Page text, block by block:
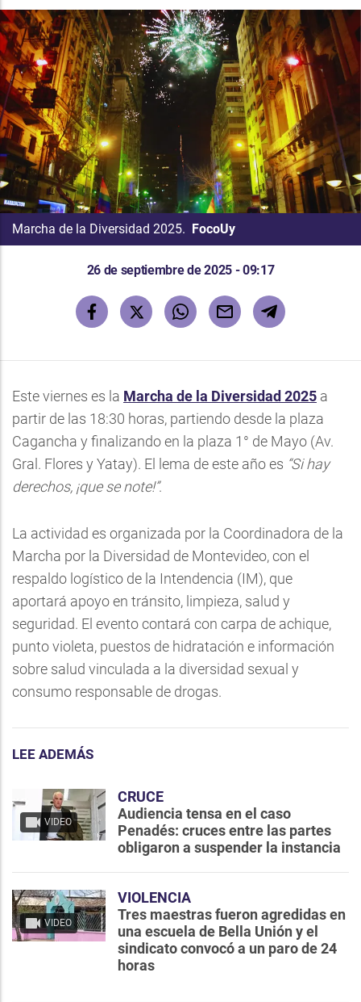
Marcha de la Diversidad 2025. FocoUy
26 de septiembre de 2025 - 09:17
Este viernes es la Marcha de la Diversidad 2025 a
partir de las 18:30 horas, partiendo desde la plaza
Cagancha y finalizando en la plaza 1° de Mayo (Av.
Gral. Flores y Yatay). El lema de este año es “Si hay
derechos, ¡que se note!”.
La actividad es organizada por la Coordinadora de la
Marcha por la Diversidad de Montevideo, con el
respaldo logístico de la Intendencia (IM), que
aportará apoyo en tránsito, limpieza, salud y
seguridad. El evento contará con carpa de achique,
punto violeta, puestos de hidratación e información
sobre salud vinculada a la diversidad sexual y
consumo responsable de drogas.
LEE ADEMÁS
VIDEO
CRUCE
Audiencia tensa en el caso
Penadés: cruces entre las partes
obligaron a suspender la instancia
VIDEO
VIOLENCIA
Tres maestras fueron agredidas en
una escuela de Bella Unión y el
sindicato convocó a un paro de 24
horas